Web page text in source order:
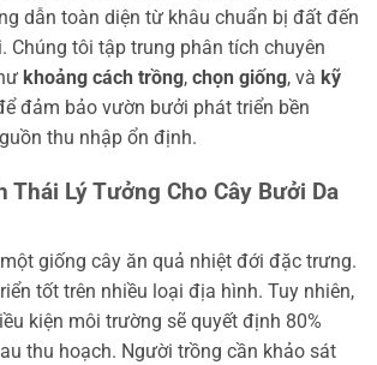
dẫn toàn diện từ khâu chuẩn bị đất đến
Chúng tôi tập trung phân tích chuyên
khoảng cách trồng, chọn giống, và kỹ
đảm bảo vườn bưởi phát triển bền
thu nhập ổn định.
Thái Lý Tưởng Cho Cây Bưởi Da
giống cây ăn quả nhiệt đới đặc trưng.
tốt trên nhiều loại địa hình. Tuy nhiên,
kiện môi trường sẽ quyết định 80%
thu hoạch. Người trồng cần khảo sát